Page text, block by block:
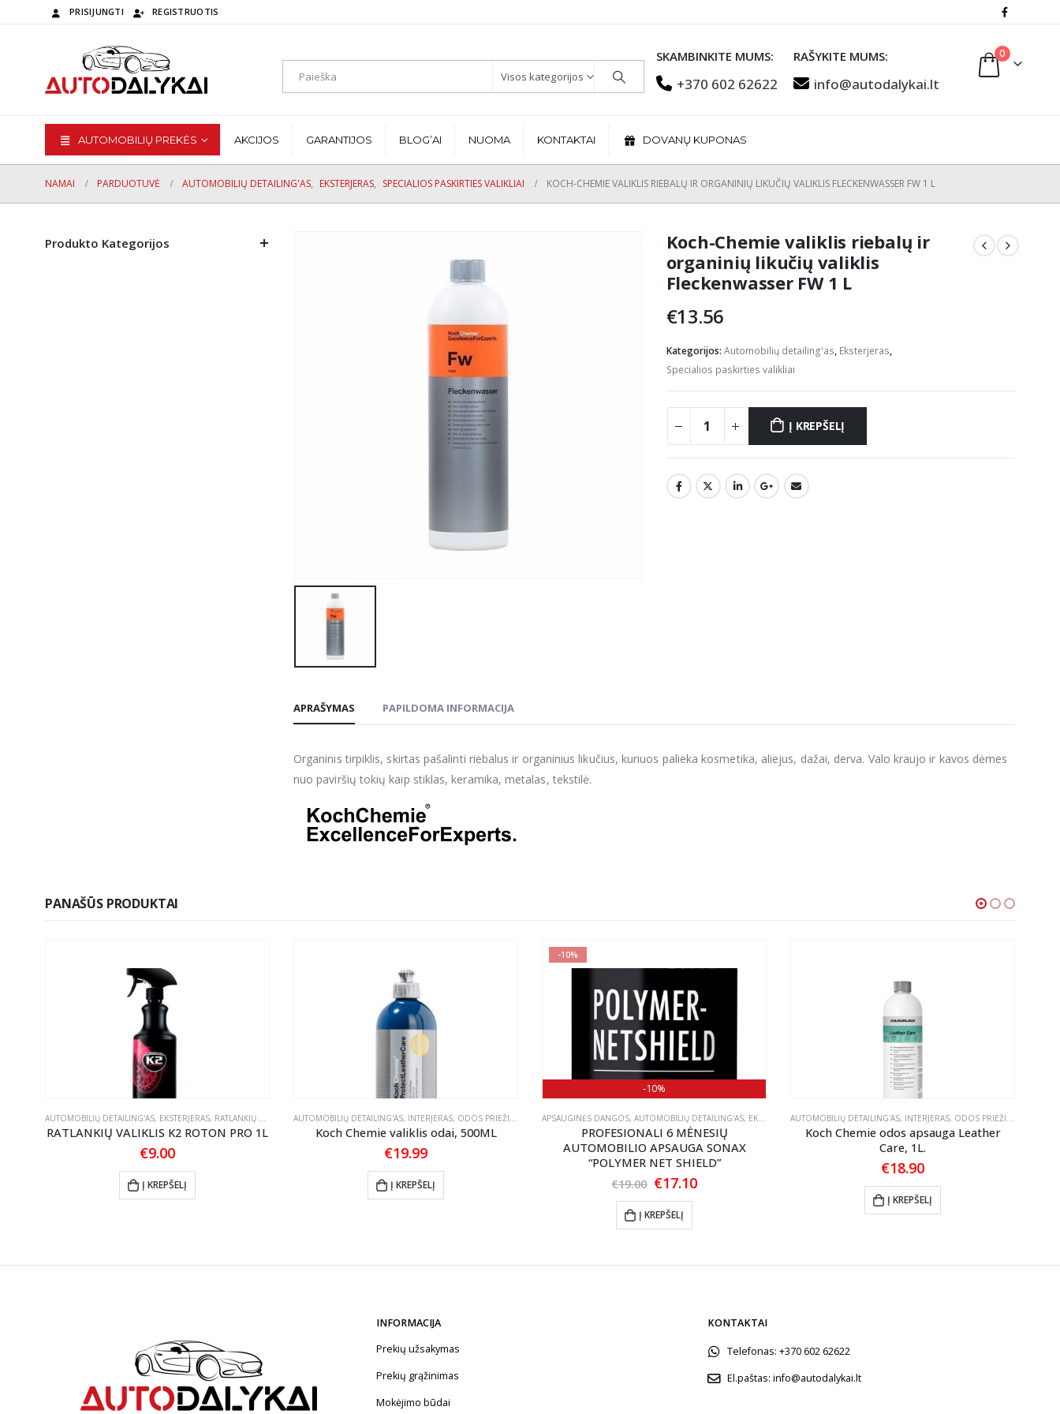
PRISIJUNGTI REGISTRUOTIS
Visos kategorijos
SKAMBINKITE MUMS:
+370 602 62622
RAŠYKITE MUMS:
info@autodalykai.lt
0
AUTOMOBILIŲ PREKĖS AKCIJOS GARANTIJOS BLOG’AI NUOMA KONTAKTAI DOVANŲ KUPONAS
NAMAI PARDUOTUVĖ AUTOMOBILIŲ DETAILING'AS, EKSTERJERAS, SPECIALIOS PASKIRTIES VALIKLIAI KOCH-CHEMIE VALIKLIS RIEBALŲ IR ORGANINIŲ LIKUČIŲ VALIKLIS FLECKENWASSER FW 1 L
Koch-Chemie valiklis riebalų ir
organinių likučių valiklis
Fleckenwasser FW 1 L
€13.56
Kategorijos: Automobilių detailing'as, Eksterjeras,
Specialios paskirties valikliai
Į KREPŠELĮ
APRAŠYMAS PAPILDOMA INFORMACIJA
Organinis tirpiklis, skirtas pašalinti riebalus ir organinius likučius, kuriuos palieka kosmetika, aliejus, dažai, derva. Valo kraujo ir kavos dėmes
nuo paviršių tokių kaip stiklas, keramika, metalas, tekstilė.
Produkto Kategorijos
PANAŠŪS PRODUKTAI
AUTOMOBILIŲ DETAILING'AS, EKSTERJERAS, RATLANKIŲ PRIEŽIŪRA
RATLANKIŲ VALIKLIS K2 ROTON PRO 1L
€9.00
Į KREPŠELĮ
AUTOMOBILIŲ DETAILING'AS, INTERJERAS, ODOS PRIEŽIŪRA
Koch Chemie valiklis odai, 500ML
€19.99
Į KREPŠELĮ
-10%
-10%
APSAUGINĖS DANGOS, AUTOMOBILIŲ DETAILING'AS, EKSTERJERAS ,KONSERVANTAI
PROFESIONALI 6 MĖNESIŲ
AUTOMOBILIO APSAUGA SONAX
“POLYMER NET SHIELD”
€19.00 Original
price
was:
€19.00.
€17.10Current
Į KREPŠELĮ
AUTOMOBILIŲ DETAILING'AS, INTERJERAS, ODOS PRIEŽIŪRA
Koch Chemie odos apsauga Leather
Care, 1L.
€18.90
Į KREPŠELĮ
INFORMACIJA
Prekių užsakymas
Prekių grąžinimas
Mokėjimo būdai
KONTAKTAI
Telefonas: +370 602 62622
El.paštas: info@autodalykai.lt